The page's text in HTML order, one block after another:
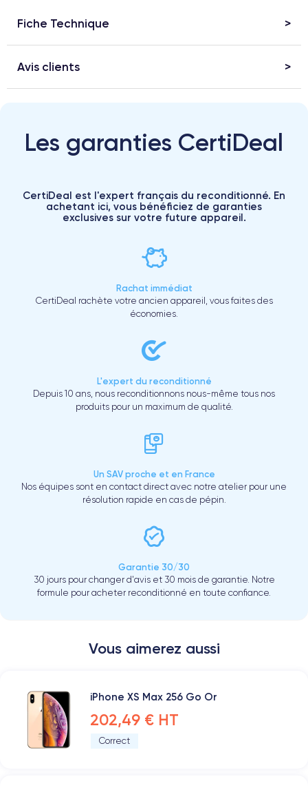
Fiche Technique
Avis clients
Les garanties CertiDeal
CertiDeal est l'expert français du reconditionné. En
achetant ici, vous bénéficiez de garanties
exclusives sur votre future appareil.
Rachat immédiat
CertiDeal rachète votre ancien appareil, vous faites des
économies.
L'expert du reconditionné
Depuis 10 ans, nous reconditionnons nous-même tous nos
produits pour un maximum de qualité.
Un SAV proche et en France
Nos équipes sont en contact direct avec notre atelier pour une
résolution rapide en cas de pépin.
Garantie 30/30
30 jours pour changer d'avis et 30 mois de garantie. Notre
formule pour acheter reconditionné en toute confiance.
Vous aimerez aussi
iPhone XS Max 256 Go Or
202,49 € HT
Correct